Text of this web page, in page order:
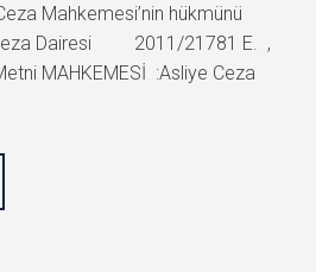
Mahkemesi’nin hükmünü
Dairesi 2011/21781 E. ,
MAHKEMESİ :Asliye Ceza